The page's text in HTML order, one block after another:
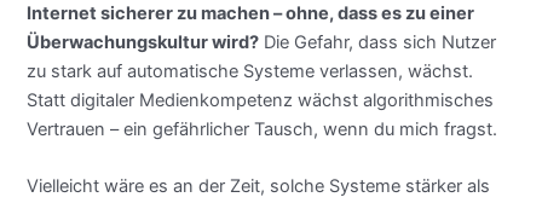
Internet sicherer zu machen – ohne, dass es zu einer
Überwachungskultur wird? Die Gefahr, dass sich Nutzer
zu stark auf automatische Systeme verlassen, wächst.
Statt digitaler Medienkompetenz wächst algorithmisches
Vertrauen – ein gefährlicher Tausch, wenn du mich fragst.
Vielleicht wäre es an der Zeit, solche Systeme stärker als